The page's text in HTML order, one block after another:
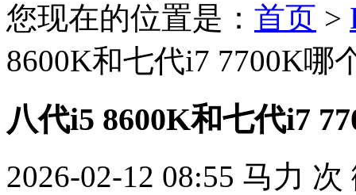
您现在的位置是： 首页 >
8600K和七代i7 7700K哪
八代i5 8600K和七代i7
2026-02-12 08:55 马力 次